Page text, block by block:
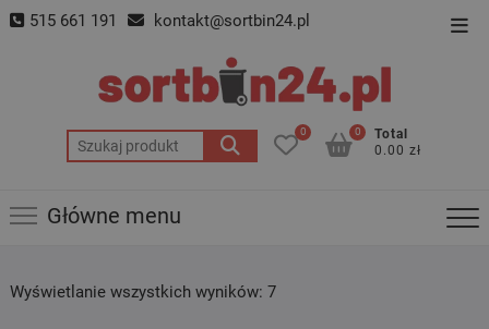
Skip 515 661 191 kontakt@sortbin24.pl
Szukaj:
0
Total
0.00 zł
0
Główne menu
Wyświetlanie wszystkich wyników: 7